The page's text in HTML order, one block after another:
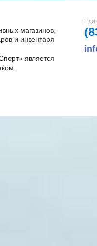
магазинов,
и инвентаря
является